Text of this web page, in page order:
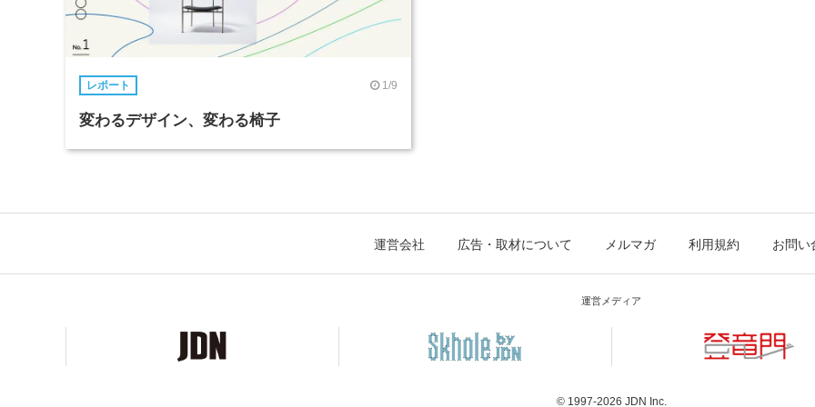
レポート 1/9
変わるデザイン、変わる椅子
運営会社 広告・取材について メルマガ 利用規約 お問い
運営メディア
© 1997-2026 JDN Inc.